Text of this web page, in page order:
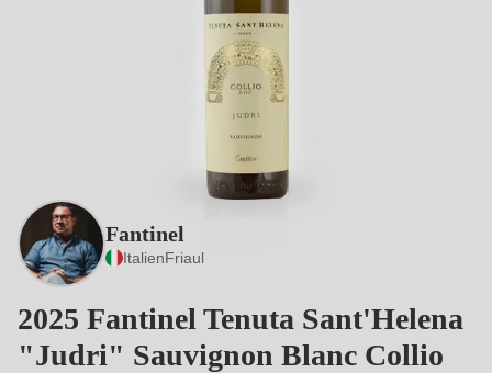
Fantinel
ItalienFriaul
2025 Fantinel Tenuta Sant'Helena
"Judri" Sauvignon Blanc Collio